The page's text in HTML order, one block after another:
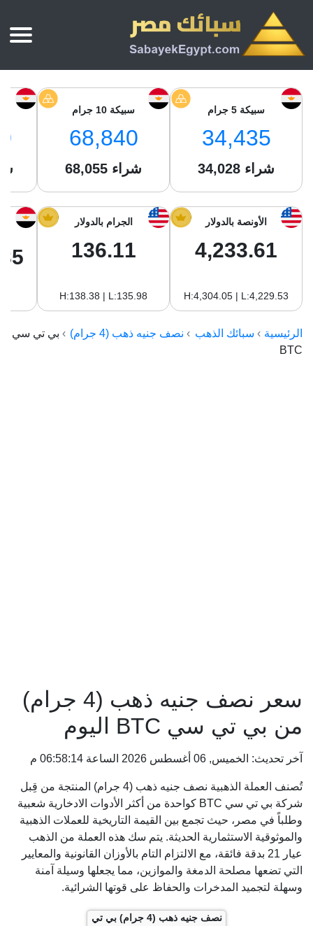
أسعار الذهب
سعر الذهب عيار 24
سعر جنيه الذهب
سبائك الذهب
بي تي سي
سام
سليمة جولد
سويس جولد
ماستر جولد
أسعار الفضة اليوم
سبائك الفضة
بي تي سي
جونير
نجم الدين
من نحن
سبيكة 5 جرام
34,435
34,028 شراء
سبيكة 10 جرام
68,840
68,055 شراء
الأونصة بالدولار
4,233.61
H:4,304.05 | L:4,229.53
الجرام بالدولار
136.11
H:138.38 | L:135.98
الرئيسية سبائك الذهب نصف جنيه ذهب (4 جرام)
بي تي سي
BTC
سعر نصف جنيه ذهب (4 جرام)
من بي تي سي BTC اليوم
آخر تحديث: الخميس, 06 أغسطس 2026 الساعة 06:58:14 م
تُصنف العملة الذهبية نصف جنيه ذهب (4 جرام) المنتجة من قِبل
شركة بي تي سي BTC كواحدة من أكثر الأدوات الادخارية شعبية
وطلباً في مصر، حيث تجمع بين القيمة التاريخية للعملات الذهبية
والموثوقية الاستثمارية الحديثة. يتم سك هذه العملة من الذهب
عيار 21 بدقة فائقة، مع الالتزام التام بالأوزان القانونية والمعايير
التي تضعها مصلحة الدمغة والموازين، مما يجعلها وسيلة آمنة
وسهلة لتجميد المدخرات والحفاظ على قوتها الشرائية.
نصف جنيه ذهب (4 جرام) بي تي